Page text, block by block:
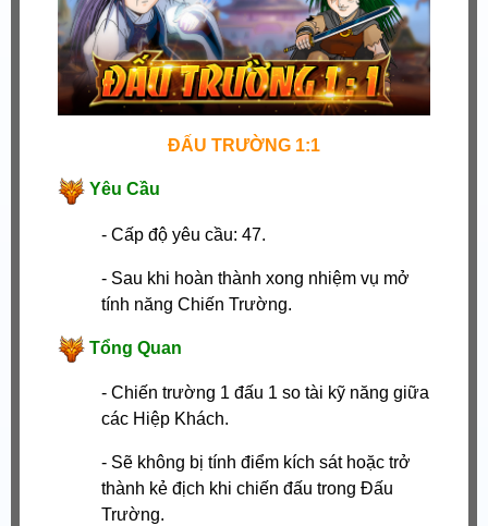
ĐẤU TRƯỜNG 1:1
Yêu Cầu
- Cấp độ yêu cầu: 47.
- Sau khi hoàn thành xong nhiệm vụ mở
tính năng Chiến Trường.
Tổng Quan
- Chiến trường 1 đấu 1 so tài kỹ năng giữa
các Hiệp Khách.
- Sẽ không bị tính điểm kích sát hoặc trở
thành kẻ địch khi chiến đấu trong Đấu
Trường.